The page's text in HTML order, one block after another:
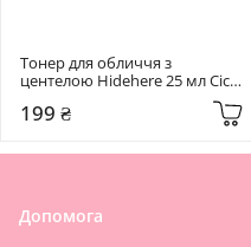
Тонер для обличчя з
центелою Hidehere 25 мл Cica
199 ₴
Допомога